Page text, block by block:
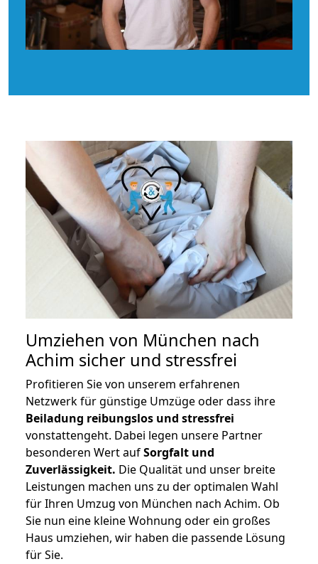
Umziehen von München nach
Achim sicher und stressfrei
Profitieren Sie von unserem erfahrenen
Netzwerk für günstige Umzüge oder dass ihre
Beiladung reibungslos und stressfrei
vonstattengeht. Dabei legen unsere Partner
besonderen Wert aufSorgfalt und
Zuverlässigkeit. Die Qualität und unser breite
Leistungen machen uns zu der optimalen Wahl
für Ihren Umzug von München nach Achim. Ob
Sie nun eine kleine Wohnung oder ein großes
Haus umziehen, wir haben die passende Lösung
für Sie.